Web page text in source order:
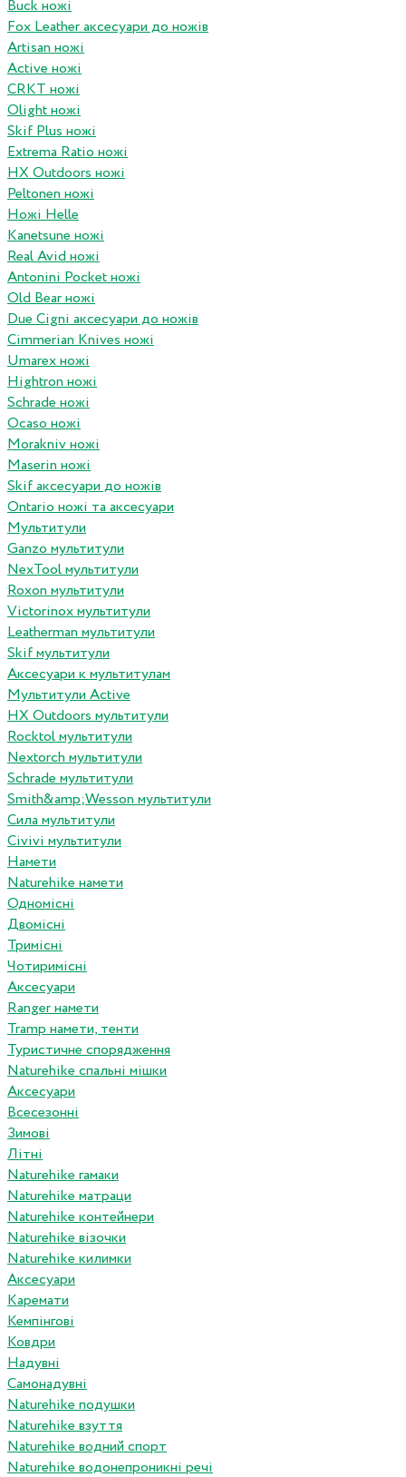
Buck ножі
Fox Leather аксесуари до ножів
Artisan ножі
Active ножі
CRKT ножі
Olight ножі
Skif Plus ножі
Extrema Ratio ножі
HX Outdoors ножі
Peltonen ножі
Ножі Helle
Kanetsune ножі
Real Avid ножі
Antonini Pocket ножі
Old Bear ножі
Due Cigni аксесуари до ножів
Cimmerian Knives ножі
Umarex ножі
Hightron ножі
Schrade ножі
Ocaso ножі
Morakniv ножі
Maserin ножі
Skif аксесуари до ножів
Ontario ножі та аксесуари
Мультитули
Ganzo мультитули
NexTool мультитули
Roxon мультитули
Victorinox мультитули
Leatherman мультитули
Skif мультитули
Аксесуари к мультитулам
Мультитули Active
HX Outdoors мультитули
Rocktol мультитули
Nextorch мультитули
Schrade мультитули
Smith&amp;Wesson мультитули
Сила мультитули
Civivi мультитули
Намети
Naturehike намети
Одномісні
Двомісні
Тримісні
Чотиримісні
Аксесуари
Ranger намети
Tramp намети, тенти
Туристичне спорядження
Naturehike спальні мішки
Аксесуари
Всесезонні
Зимові
Літні
Naturehike гамаки
Naturehike матраци
Naturehike контейнери
Naturehike візочки
Naturehike килимки
Аксесуари
Каремати
Кемпінгові
Ковдри
Надувні
Самонадувні
Naturehike подушки
Naturehike взуття
Naturehike водний спорт
Naturehike водонепроникні речі